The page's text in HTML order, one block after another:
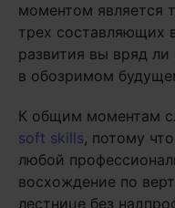
моментом является
трех составляющих
развития вы вряд
в обозримом
К общим моментам
soft skills, потому
любой
восхождение по
лестнице без